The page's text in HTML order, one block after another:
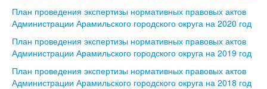
План проведения экспертизы нормативных правовых актов
Администрации Арамильского городского округа на 2020 год
План проведения экспертизы нормативных правовых актов
Администрации Арамильского городского округа на 2019 год
План проведения экспертизы нормативных правовых актов
Администрации Арамильского городского округа на 2018 год